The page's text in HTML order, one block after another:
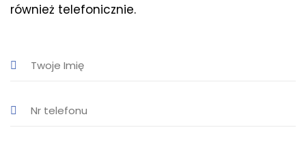
również telefonicznie.